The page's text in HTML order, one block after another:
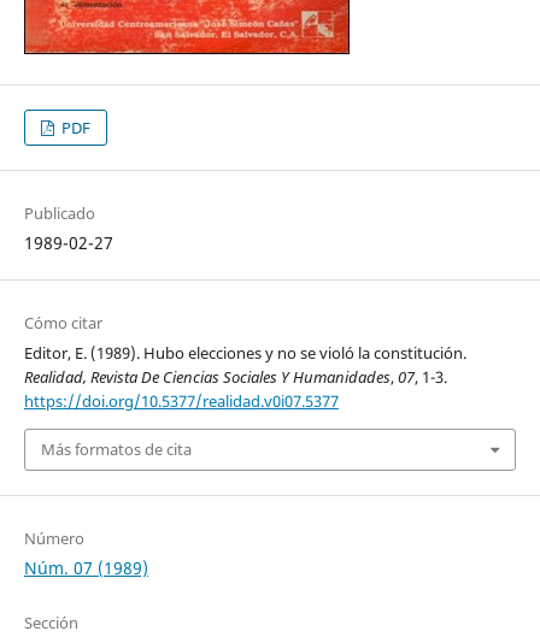
PDF
Publicado
1989-02-27
Cómo citar
Editor, E. (1989). Hubo elecciones y no se violó la constitución.
Realidad, Revista De Ciencias Sociales Y Humanidades,07, 1-3.
https://doi.org/10.5377/realidad.v0i07.5377
Más formatos de cita
Número
Núm. 07 (1989)
Sección